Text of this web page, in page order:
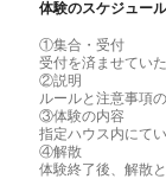
体験のスケジュー
①集合・受付
受付を済ませていた
②説明
ルールと注意事項
③体験の内容
指定ハウス内にて
④解散
体験終了後、解散と